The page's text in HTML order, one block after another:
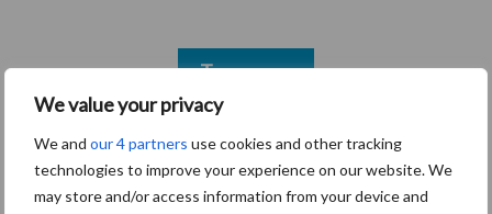
We value your privacy
We and our 4 partners use cookies and other tracking
technologies to improve your experience on our website. We
may store and/or access information from your device and
Primaire
Sidebar
Recent nieuws Partner nieuws
Toon meer